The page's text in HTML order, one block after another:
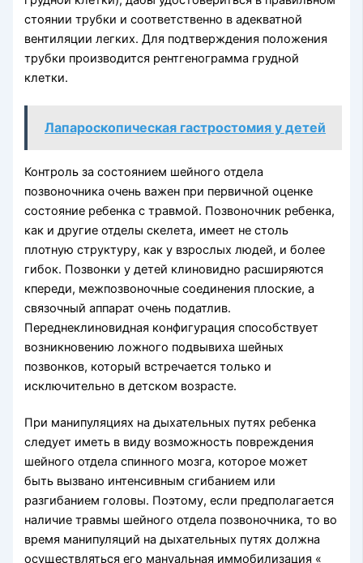
стоянии трубки и соот­ветственно в адекватной
вентиляции легких. Для подтверждения положения
трубки производится рентгенограмма грудной
клетки.
Лапароскопическая гастростомия у детей
Контроль за состоянием шейного отдела
позвоночника очень важен при первичной оценке
состояние ребенка с травмой. Позвоночник ребенка,
как и другие отделы скелета, имеет не столь
плотную структу­ру, как у взрослых людей, и более
гибок. Позвонки у детей клиновидно расширяются
кпереди, межпоз­воночные соединения плоские, а
связочный аппа­рат очень податлив.
Переднеклиновидная конфи­гурация способствует
возникновению ложного под­вывиха шейных
позвонков, который встречается только и
исключительно в детском возрасте.
При манипуляциях на дыхательных путях ре­бенка
следует иметь в виду возможность поврежде­ния
шейного отдела спинного мозга, которое может
быть вызвано интенсивным сгибанием или
разгибанием головы. Поэтому, если предполагает­ся
наличие травмы шейного отдела позвоночника, то во
время манипуляций на дыхательных путях должна
осуществляться его мануальная иммоби­лизация «